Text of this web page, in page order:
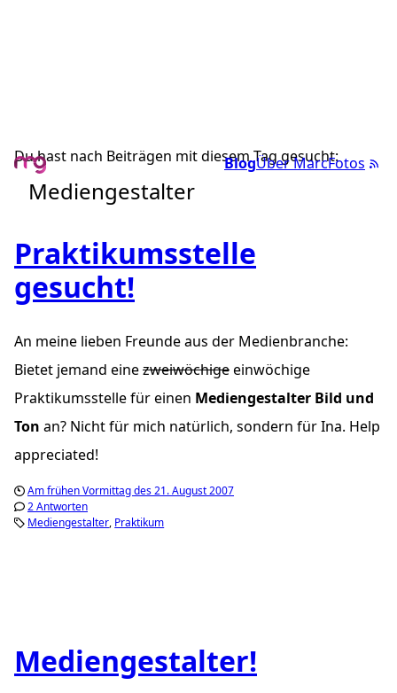
BlogÜber MarcFotos
Du hast nach Beiträgen mit diesem Tag gesucht:
Mediengestalter
Praktikumsstelle
gesucht!
An meine lieben Freunde aus der Medienbranche:
Bietet jemand einezweiwöchigeeinwöchige
Praktikumsstelle für einen Mediengestalter Bild und
Ton an? Nicht für mich natürlich, sondern für Ina. Help
appreciated!
Am frühen Vormittag des 21. August 2007
2 Antworten
Mediengestalter Praktikum
Mediengestalter!